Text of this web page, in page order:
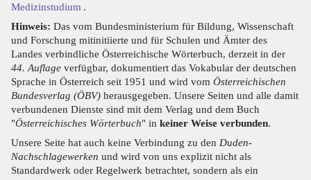
Medizinstudium .
Hinweis: Das vom Bundesministerium für Bildung, Wissenschaft
und Forschung mitinitiierte und für Schulen und Ämter des
Landes verbindliche Österreichische Wörterbuch, derzeit in der
44. Auflage verfügbar, dokumentiert das Vokabular der deutschen
Sprache in Österreich seit 1951 und wird vom Österreichischen
Bundesverlag (ÖBV) herausgegeben. Unsere Seiten und alle damit
verbundenen Dienste sind mit dem Verlag und dem Buch
"Österreichisches Wörterbuch" in keiner Weise verbunden.
Unsere Seite hat auch keine Verbindung zu den Duden-
Nachschlagewerken und wird von uns explizit nicht als
Standardwerk oder Regelwerk betrachtet, sondern als ein